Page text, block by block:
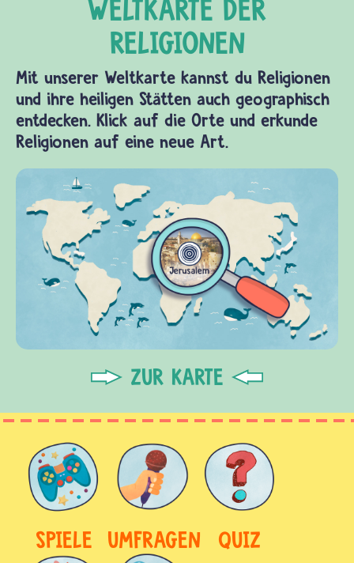
Mit unserer Weltkarte kannst du Religionen
und ihre heiligen Stätten auch geographisch
entdecken. Klick auf die Orte und erkunde
Religionen auf eine neue Art.
ZUR KARTE
SPIELE UMFRAGEN QUIZ